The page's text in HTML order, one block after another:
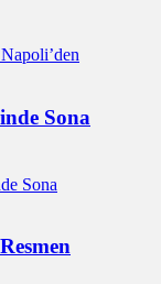
Sona